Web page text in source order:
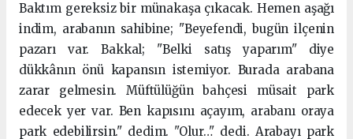
Baktım gereksiz bir münakaşa çıkacak. Hemen aşağı
indim, arabanın sahibine; "Beyefendi, bugün ilçenin
pazarı var. Bakkal; "Belki satış yaparım" diye
dükkânın önü kapansın istemiyor. Burada arabana
zarar gelmesin. Müftülüğün bahçesi müsait park
edecek yer var. Ben kapısını açayım, arabanı oraya
park edebilirsin." dedim. "Olur…" dedi. Arabayı park